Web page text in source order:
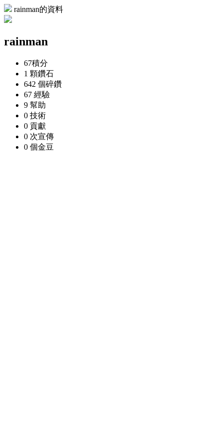
rainman的資料
rainman
67積分
1 顆鑽石
642 個碎鑽
67 經驗
9 幫助
0 技術
0 貢獻
0 次宣傳
0 個金豆